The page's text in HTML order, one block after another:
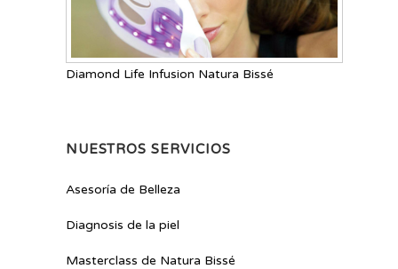
Diamond Life Infusion Natura Bissé
NUESTROS SERVICIOS
Asesoría de Belleza
Diagnosis de la piel
Masterclass de Natura Bissé